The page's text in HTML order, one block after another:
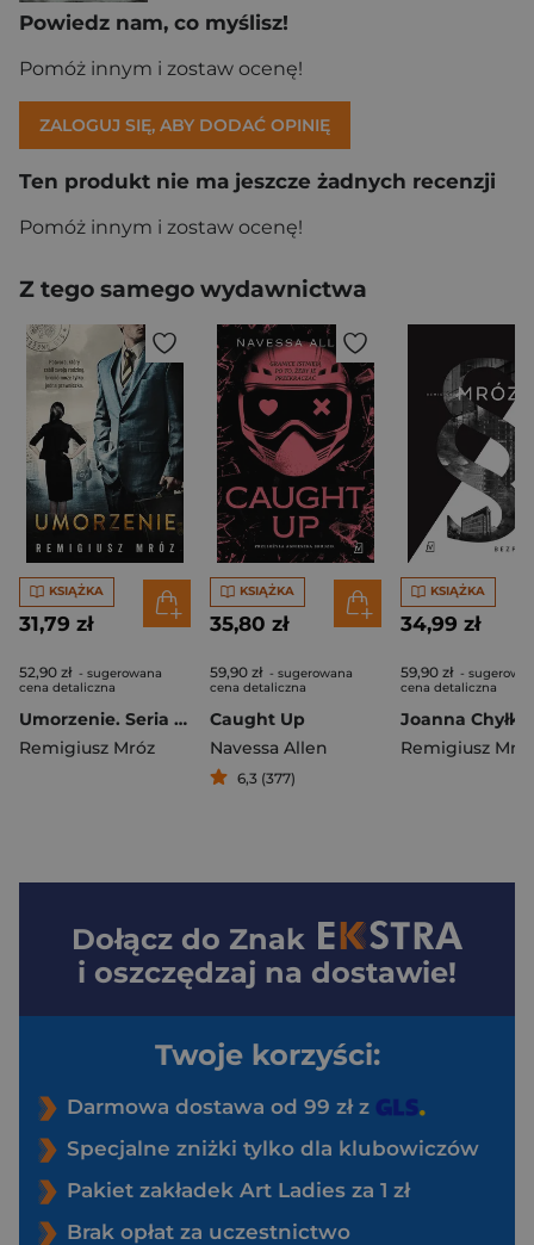
Powiedz nam, co myślisz!
Pomóż innym i zostaw ocenę!
ZALOGUJ SIĘ, ABY DODAĆ OPINIĘ
Ten produkt nie ma jeszcze żadnych recenzji
Pomóż innym i zostaw ocenę!
Z tego samego wydawnictwa
KSIĄŻKA
31,79 zł
52,90 zł - sugerowana
cena detaliczna
Umorzenie. Seria z Joanną Chyłką. Tom 9 wyd. 2025
Remigiusz Mróz
KSIĄŻKA
35,80 zł
59,90 zł - sugerowana
cena detaliczna
Caught Up
Navessa Allen
6,3 (377)
KSIĄŻKA
34,99 zł
59,90 zł -
cena detaliczna
Remigiusz
Dołącz do Znak
i oszczędzaj na dostawie!
Twoje korzyści:
Darmowa dostawa od 99 zł z
Specjalne zniżki tylko dla klubowiczów
Pakiet zakładek Art Ladies za 1 zł
Brak opłat za uczestnictwo